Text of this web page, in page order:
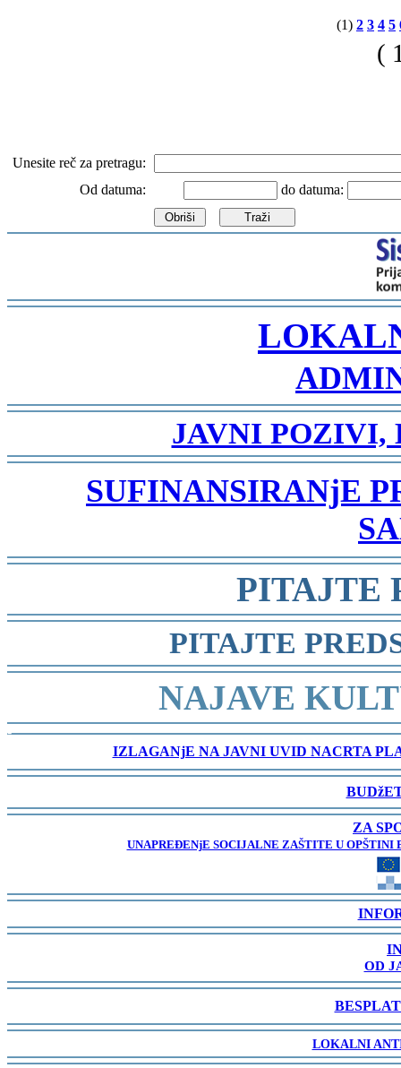
(1) 2 3 4 5
(
Unesite reč za pretragu:
Od datuma:
do datuma:
-
-
JAVNI POZIVI,
-
SUFINANSIRANjE
-
PITAJTE
-
PITAJTE
-
NAJAVE
-
IZLAGANjE NA JAVNI UVID NACRTA
-
-
ZA
UNAPREĐENjE SOCIJALNE ZAŠTITE U OPŠTINI
-
-
OD
-
-
LOKALNI